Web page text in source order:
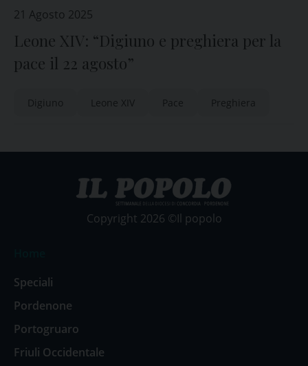
21 Agosto 2025
Leone XIV: “Digiuno e preghiera per la
pace il 22 agosto”
Digiuno Leone XIV Pace Preghiera
Copyright 2026 ©Il popolo
Speciali
Pordenone
Portogruaro
Friuli Occidentale